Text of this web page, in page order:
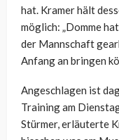
hat. Kramer hält
möglich: „Domme
der Mannschaft
Anfang an bringen
Angeschlagen ist
Training am
Stürmer, erläuterte